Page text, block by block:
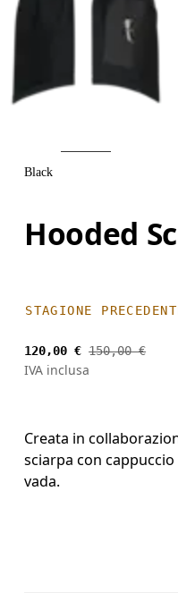
Black
Hooded
STAGIONE
120,00 € 150,00 €
IVA inclusa
Creata in
sciarpa con
vada.